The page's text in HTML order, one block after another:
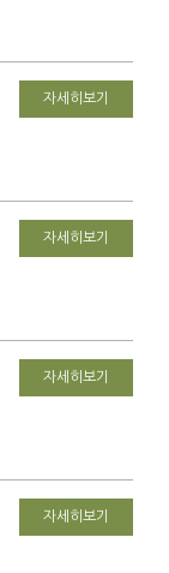
자세히보기
자세히보기
자세히보기
자세히보기